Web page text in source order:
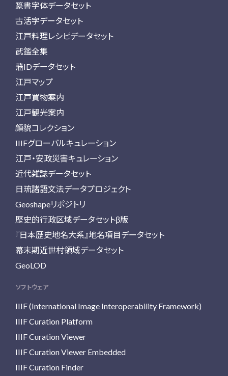
篆書字体データセット
古活字データセット
江戸料理レシピデータセット
武鑑全集
藩IDデータセット
江戸マップ
江戸買物案内
江戸観光案内
顔貌コレクション
IIIFグローバルキュレーション
江戸・安政災害キュレーション
近代雑誌データセット
日琉諸語文法データプロジェクト
Geoshapeリポジトリ
歴史的行政区域データセットβ版
『日本歴史地名大系』地名項目データセット
幕末期近世村領域データセット
GeoLOD
ソフトウェア
IIIF (International Image Interoperability Framework)
IIIF Curation Platform
IIIF Curation Viewer
IIIF Curation Viewer Embedded
IIIF Curation Finder